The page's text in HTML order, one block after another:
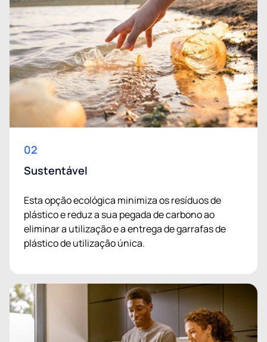
02
Sustentável
Esta opção ecológica minimiza os resíduos de
plástico e reduz a sua pegada de carbono ao
eliminar a utilização e a entrega de garrafas de
plástico de utilização única.